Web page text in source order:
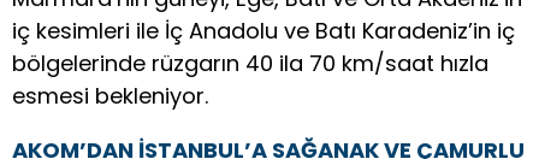
iç kesimleri ile İç Anadolu ve Batı Karadeniz’in iç
bölgelerinde rüzgarın 40 ila 70 km/saat hızla
esmesi bekleniyor.
AKOM’DAN İSTANBUL’A SAĞANAK VE ÇAMURLU